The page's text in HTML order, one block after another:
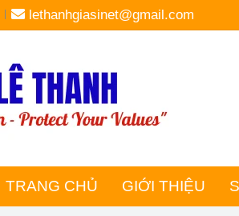
lethanhgiasinet@gmail.com
TRANG CHỦ GIỚI THIỆU